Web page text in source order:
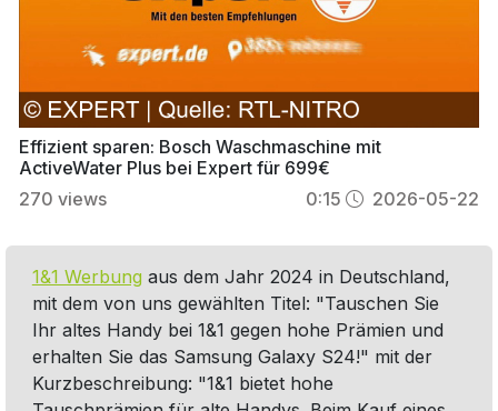
Effizient sparen: Bosch Waschmaschine mit
ActiveWater Plus bei Expert für 699€
270 views 0:15 2026-05-22
1&1 Werbung aus dem Jahr 2024 in Deutschland,
mit dem von uns gewählten Titel: "Tauschen Sie
Ihr altes Handy bei 1&1 gegen hohe Prämien und
erhalten Sie das Samsung Galaxy S24!" mit der
Kurzbeschreibung: "1&1 bietet hohe